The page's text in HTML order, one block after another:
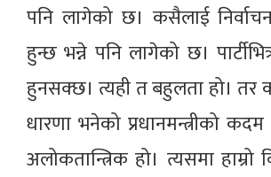
पनि लागेको छ। कसैलाई
हुन्छ भन्ने पनि लागेको छ।
हुनसक्छ। त्यही त बहुलता हो। तर
धारणा भनेको प्रधानमन्त्रीको
अलोकतान्त्रिक हो। त्यसमा हाम्रो